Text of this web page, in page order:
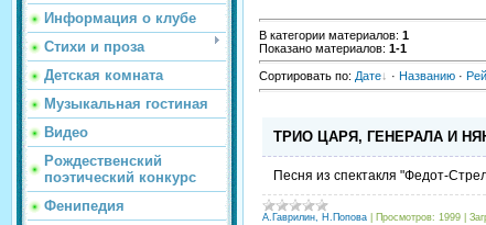
Информация о клубе
Стихи и проза
Детская комната
Музыкальная гостиная
Видео
Рождественский
поэтический конкурс
Фенипедия
В категории материалов: 1
Показано материалов: 1-1
Сортировать по: Дате · Названию ·
ТРИО ЦАРЯ, ГЕНЕРАЛА И
Песня из спектакля "Федот-
А.Гаврилин, Н.Попова Просмотров: 1999